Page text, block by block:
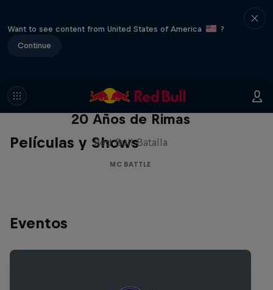
Want to see content from United States of America
?
Continue
Películas y Shows
Red Bull Batalla Nueva Historia:
20 Años de Rimas
Red Bull Batalla
MC BATTLE
Eventos